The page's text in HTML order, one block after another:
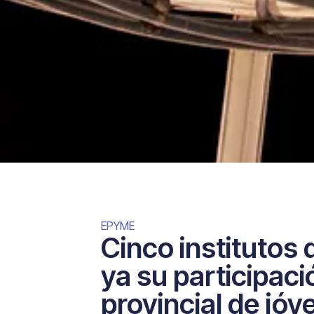
EPYME
Cinco institutos
ya su
provincial de